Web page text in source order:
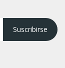
Suscribirse